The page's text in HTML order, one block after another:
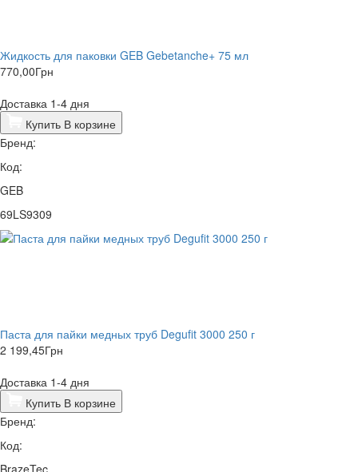
Жидкость для паковки GEB Gebetanche+ 75 мл
770,00Грн
Доставка 1-4 дня
Купить В корзине
Бренд:
Код:
GEB
69LS9309
Паста для пайки медных труб Degufit 3000 250 г
2 199,45Грн
Доставка 1-4 дня
Купить В корзине
Бренд:
Код: